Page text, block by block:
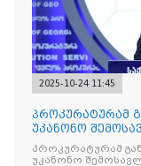
2025-10-24 11:45
პროკურატურამ
უკანონო
საქართველოს
პროკურატურამ
უკანონო